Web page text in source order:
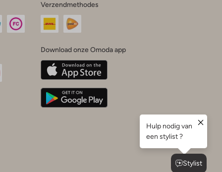
Verzendmethodes
Download onze Omoda app